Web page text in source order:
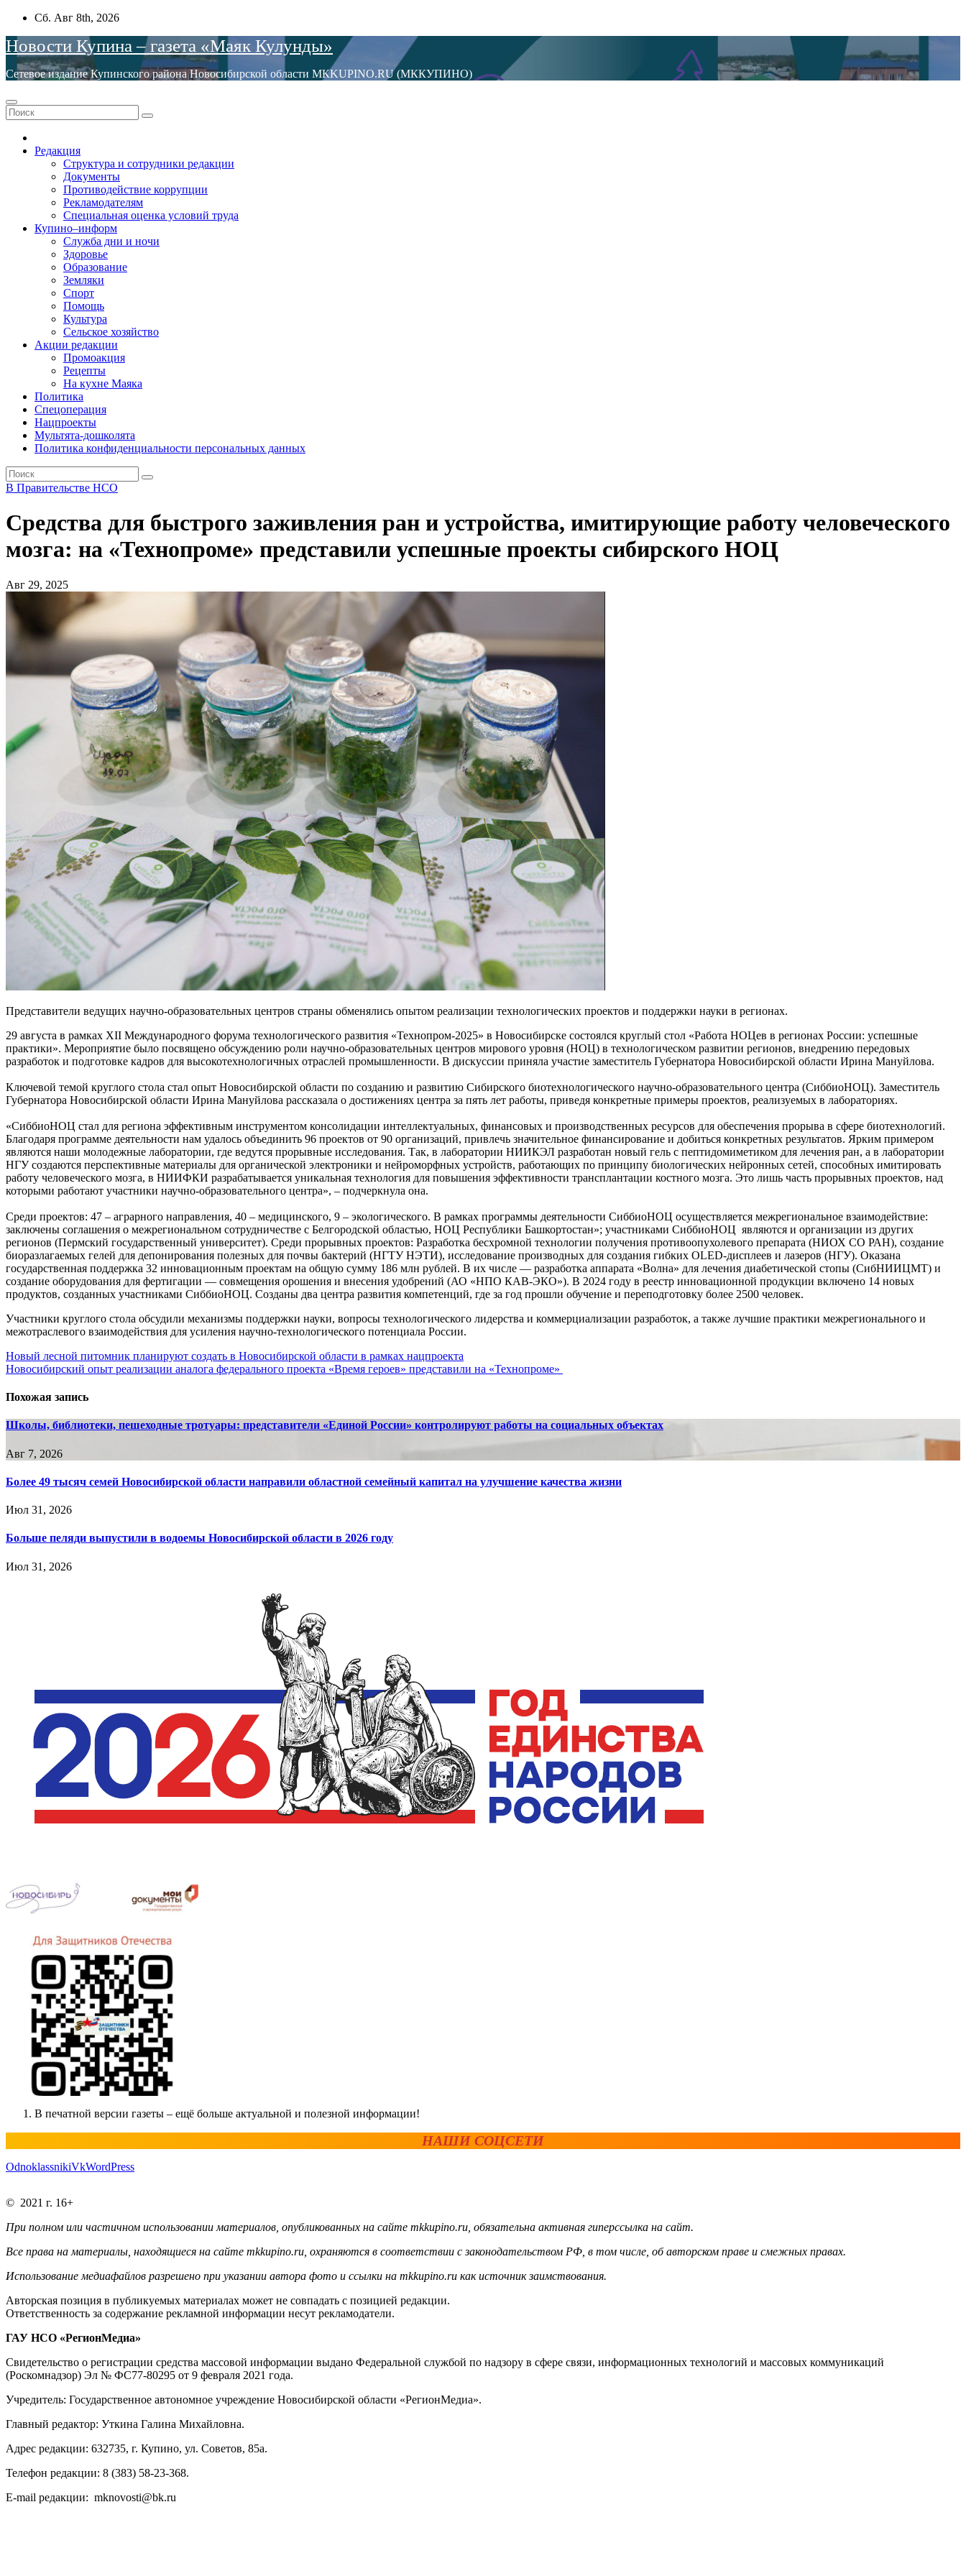
Перейти
содержимому
Сб. Авг 8th, 2026
Новости Купина – газета «Маяк Кулунды»
Сетевое издание Купинского района Новосибирской области МКKUPINO.RU (МККУПИНО)
Редакция
Структура и сотрудники редакции
Документы
Противодействие коррупции
Рекламодателям
Специальная оценка условий труда
Купино–информ
Служба дни и ночи
Здоровье
Образование
Земляки
Спорт
Помощь
Культура
Сельское хозяйство
Акции редакции
Промоакция
Рецепты
На кухне Маяка
Политика
Спецоперация
Нацпроекты
Мультята-дошколята
Политика конфиденциальности персональных данных
В Правительстве НСО
Средства для быстрого заживления ран и устройства, имитирующие работу человеческого
мозга: на «Технопроме» представили успешные проекты сибирского НОЦ
Авг 29, 2025
Представители ведущих научно-образовательных центров страны обменялись опытом реализации технологических проектов и поддержки науки в регионах.
29 августа в рамках XII Международного форума технологического развития «Технопром-2025» в Новосибирске состоялся круглый стол «Работа НОЦев в регионах России: успешные
практики». Мероприятие было посвящено обсуждению роли научно-образовательных центров мирового уровня (НОЦ) в технологическом развитии регионов, внедрению передовых
разработок и подготовке кадров для высокотехнологичных отраслей промышленности. В дискуссии приняла участие заместитель Губернатора Новосибирской области Ирина Мануйлова.
Ключевой темой круглого стола стал опыт Новосибирской области по созданию и развитию Сибирского биотехнологического научно-образовательного центра (СиббиоНОЦ). Заместитель
Губернатора Новосибирской области Ирина Мануйлова рассказала о достижениях центра за пять лет работы, приведя конкретные примеры проектов, реализуемых в лабораториях.
«СиббиоНОЦ стал для региона эффективным инструментом консолидации интеллектуальных, финансовых и производственных ресурсов для обеспечения прорыва в сфере биотехнологий.
Благодаря программе деятельности нам удалось объединить 96 проектов от 90 организаций, привлечь значительное финансирование и добиться конкретных результатов. Ярким примером
являются наши молодежные лаборатории, где ведутся прорывные исследования. Так, в лаборатории НИИКЭЛ разработан новый гель с пептидомиметиком для лечения ран, а в лаборатории
НГУ создаются перспективные материалы для органической электроники и нейроморфных устройств, работающих по принципу биологических нейронных сетей, способных имитировать
работу человеческого мозга, в НИИФКИ разрабатывается уникальная технология для повышения эффективности трансплантации костного мозга. Это лишь часть прорывных проектов, над
которыми работают участники научно-образовательного центра», – подчеркнула она.
Среди проектов: 47 – аграрного направления, 40 – медицинского, 9 – экологического. В рамках программы деятельности СиббиоНОЦ осуществляется межрегиональное взаимодействие:
заключены соглашения о межрегиональном сотрудничестве с Белгородской областью, НОЦ Республики Башкортостан»; участниками СиббиоНОЦ являются и организации из других
регионов (Пермский государственный университет). Среди прорывных проектов: Разработка бесхромной технологии получения противоопухолевого препарата (НИОХ СО РАН), создание
биоразлагаемых гелей для депонирования полезных для почвы бактерий (НГТУ НЭТИ), исследование производных для создания гибких OLED-дисплеев и лазеров (НГУ). Оказана
государственная поддержка 32 инновационным проектам на общую сумму 186 млн рублей. В их числе — разработка аппарата «Волна» для лечения диабетической стопы (СибНИИЦМТ) и
создание оборудования для фертигации — совмещения орошения и внесения удобрений (АО «НПО КАВ-ЭКО»). В 2024 году в реестр инновационной продукции включено 14 новых
продуктов, созданных участниками СиббиоНОЦ. Созданы два центра развития компетенций, где за год прошли обучение и переподготовку более 2500 человек.
Участники круглого стола обсудили механизмы поддержки науки, вопросы технологического лидерства и коммерциализации разработок, а также лучшие практики межрегионального и
межотраслевого взаимодействия для усиления научно-технологического потенциала России.
Навигация
по
записям
Новый лесной питомник планируют создать в Новосибирской области в рамках нацпроекта
Новосибирский опыт реализации аналога федерального проекта «Время героев» представили на «Технопроме»
Похожая запись
Школы, библиотеки, пешеходные тротуары: представители «Единой России» контролируют работы на социальных объектах
Авг 7, 2026
Более 49 тысяч семей Новосибирской области направили областной семейный капитал на улучшение качества жизни
Июл 31, 2026
Больше пеляди выпустили в водоемы Новосибирской области в 2026 году
Июл 31, 2026
В печатной версии газеты – ещё больше актуальной и полезной информации!
НАШИ СОЦСЕТИ
OdnoklassnikiVkWordPress
© 2021 г. 16+
При полном или частичном использовании материалов, опубликованных на сайте mkkupino.ru, обязательна активная гиперссылка на сайт.
Все права на материалы, находящиеся на сайте mkkupino.ru, охраняются в соответствии с законодательством РФ, в том числе, об авторском праве и смежных правах.
Использование медиафайлов разрешено при указании автора фото и ссылки на mkkupino.ru как источник заимствования.
Авторская позиция в публикуемых материалах может не совпадать с позицией редакции.
Ответственность за содержание рекламной информации несут рекламодатели.
ГАУ НСО «РегионМедиа»
Свидетельство о регистрации средства массовой информации выдано Федеральной службой по надзору в сфере связи, информационных технологий и массовых коммуникаций
(Роскомнадзор) Эл № ФС77-80295 от 9 февраля 2021 года.
Учредитель: Государственное автономное учреждение Новосибирской области «РегионМедиа».
Главный редактор: Уткина Галина Михайловна.
Адрес редакции: 632735, г. Купино, ул. Советов, 85а.
Телефон редакции: 8 (383) 58-23-368.
E-mail редакции: mknovosti@bk.ru